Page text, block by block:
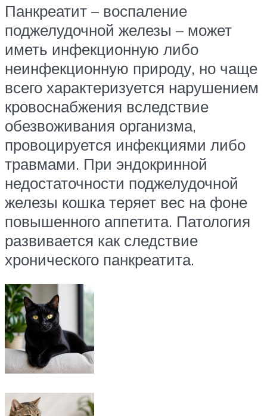
Панкреатит – воспаление
поджелудочной железы – может
иметь инфекционную либо
неинфекционную природу, но чаще
всего характеризуется нарушением
кровоснабжения вследствие
обезвоживания организма,
провоцируется инфекциями либо
травмами. При эндокринной
недостаточности поджелудочной
железы кошка теряет вес на фоне
повышенного аппетита. Патология
развивается как следствие
хронического панкреатита.